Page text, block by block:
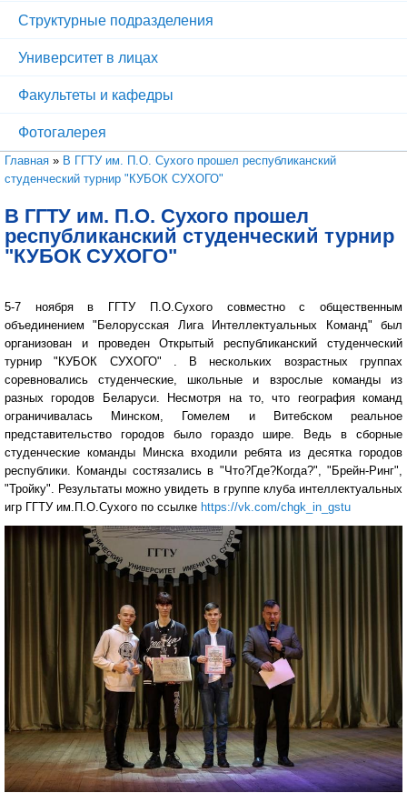
Структурные подразделения
Университет в лицах
Факультеты и кафедры
Фотогалерея
Вы здесь
Главная » В ГГТУ им. П.О. Сухого прошел республиканский
студенческий турнир "КУБОК СУХОГО"
В ГГТУ им. П.О. Сухого прошел
республиканский студенческий турнир
"КУБОК СУХОГО"
5-7 ноября в ГГТУ П.О.Сухого совместно с общественным
объединением "Белорусская Лига Интеллектуальных Команд" был
организован и проведен Открытый республиканский студенческий
турнир "КУБОК СУХОГО" . В нескольких возрастных группах
соревновались студенческие, школьные и взрослые команды из
разных городов Беларуси. Несмотря на то, что география команд
ограничивалась Минском, Гомелем и Витебском реальное
представительство городов было гораздо шире. Ведь в сборные
студенческие команды Минска входили ребята из десятка городов
республики. Команды состязались в "Что?Где?Когда?", "Брейн-Ринг",
"Тройку". Результаты можно увидеть в группе клуба интеллектуальных
игр ГГТУ им.П.О.Сухого по ссылке https://vk.com/chgk_in_gstu